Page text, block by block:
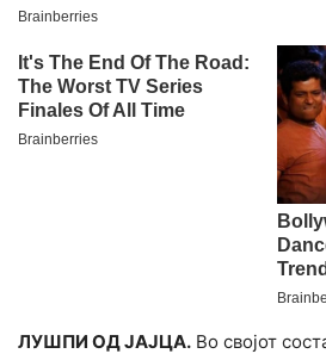
ЛУШПИ ОД ЈАЈЦА. Во својот